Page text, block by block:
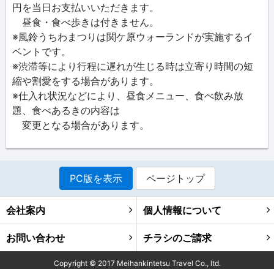
円を当日お支払いいただきます。
昼食・食べ歩きは付きません。
※風鈴うちわまつりは関ケ原ウォーランドが実施するイ
ベントです。
※渋滞等により行程に遅れが生じる時は立寄り時間の短
縮や割愛をする場合があります。
※仕入れ状況などにより、昼食メニュー、食べ飲み放
題、食べあるきの内容は
変更となる場合があります。
PC版を表示 ページトップ
会社案内 個人情報について
お問い合わせ チラシのご請求
Copyright © 2017 Meihankintetsu Travel Co., ltd.